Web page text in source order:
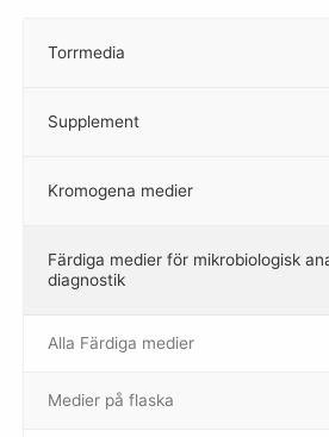
Torrmedia
–
Supplement
–
Kromogena medier
–
Färdiga medier för mikrobiologisk
diagnostik
Alla Färdiga medier
Medier på flaska
–